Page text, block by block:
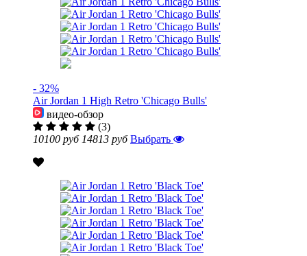
- 32%
Air Jordan 1 High Retro 'Chicago Bulls'
видео-обзор
(3)
10100 руб 14813 руб Выбрать